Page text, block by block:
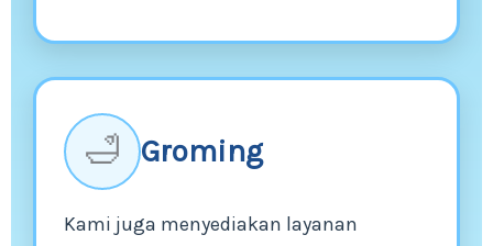
🛁 Groming
Kami juga menyediakan layanan